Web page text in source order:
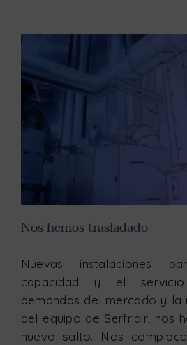
Nos hemos trasladado
Nuevas instalaciones
capacidad y el
demandas del mercado y la
del equipo de Serfriair, nos
nuevo salto. Nos